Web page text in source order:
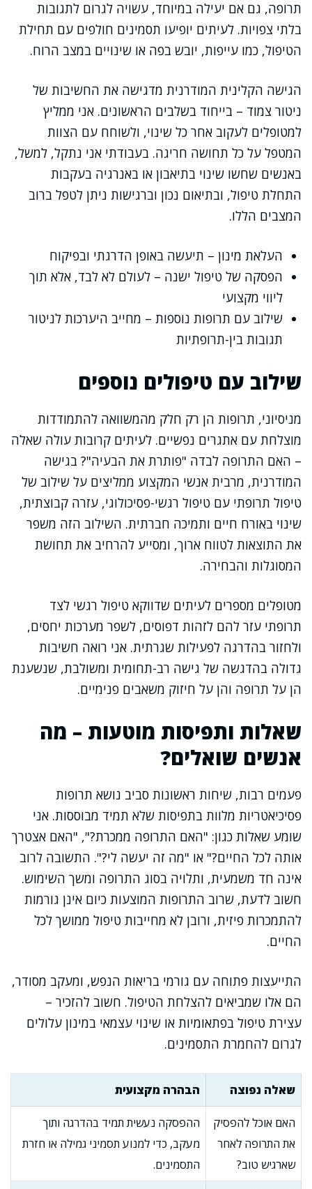
תרופה, גם אם יעילה במיוחד, עשויה לגרום לתגובות
בלתי צפויות. לעיתים יופיעו תסמינים חולפים עם תחילת
הטיפול, כמו עייפות, יובש בפה או שינויים במצב הרוח.
הגישה הקלינית המודרנית מדגישה את החשיבות של
ניטור צמוד – בייחוד בשלבים הראשונים. אני ממליץ
למטופלים לעקוב אחר כל שינוי, ולשוחח עם הצוות
המטפל על כל תחושה חריגה. בעבודתי אני נתקל, למשל,
באנשים שחשו שינוי בתיאבון או באנרגיה בעקבות
התחלת טיפול, ובתיאום נכון וברגישות ניתן לטפל ברוב
המצבים הללו.
העלאת מינון – תיעשה באופן הדרגתי ובפיקוח
הפסקה של טיפול ישנה – לעולם לא לבד, אלא תוך
ליווי מקצועי
שילוב עם תרופות נוספות – מחייב היערכות לניטור
תגובות בין-תרופתיות
שילוב עם טיפולים נוספים
מניסיוני, תרופות הן רק חלק מהמשוואה להתמודדות
מוצלחת עם אתגרים נפשיים. לעיתים קרובות עולה שאלה
– האם התרופה לבדה "פותרת את הבעיה"? בגישה
המודרנית, מרבית אנשי המקצוע ממליצים על שילוב של
טיפול תרופתי עם טיפול רגשי-פסיכולוגי, עזרה קבוצתית,
שינוי באורח חיים ותמיכה חברתית. השילוב הזה משפר
את התוצאות לטווח ארוך, ומסייע להרחיב את תחושת
המסוגלות והבחירה.
מטופלים מספרים לעיתים שדווקא טיפול רגשי לצד
תרופתי עזר להם לזהות דפוסים, לשפר מערכות יחסים,
ולחזור בהדרגה לפעילות שגרתית. אני רואה חשיבות
גדולה בהדגשה של גישה רב-תחומית ומשולבת, שנשענת
הן על תרופה והן על חיזוק משאבים פנימיים.
שאלות ותפיסות מוטעות – מה
אנשים שואלים?
פעמים רבות, שיחות ראשונות סביב נושא תרופות
פסיכיאטריות מלוות בתפיסות שלא תמיד מבוססות. אני
שומע שאלות כגון: "האם התרופה ממכרת?", "האם אצטרך
אותה לכל החיים?" או "מה זה יעשה לי?". התשובה לרוב
אינה חד משמעית, ותלויה בסוג התרופה ומשך השימוש.
חשוב לדעת, שרוב התרופות המוצעות כיום אינן גורמות
להתמכרות פיזית, ורובן לא מחייבות טיפול ממושך לכל
החיים.
התייעצות פתוחה עם גורמי בריאות הנפש, ומעקב מסודר,
הם אלו שמביאים להצלחת הטיפול. חשוב להזכיר –
עצירת טיפול בפתאומיות או שינוי עצמאי במינון עלולים
לגרום להחמרת התסמינים.
שאלה נפוצה הבהרה מקצועית
האם אוכל להפסיק
את התרופה לאחר
שארגיש טוב?
ההפסקה נעשית תמיד בהדרגה ותוך
מעקב, כדי למנוע תסמיני גמילה או חזרת
התסמינים.